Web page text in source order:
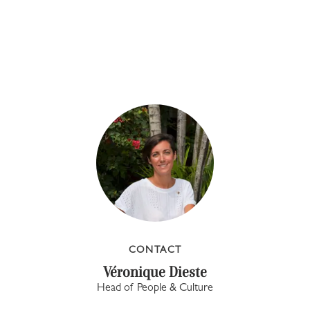
CONTACT
Véronique Dieste
Head of People & Culture